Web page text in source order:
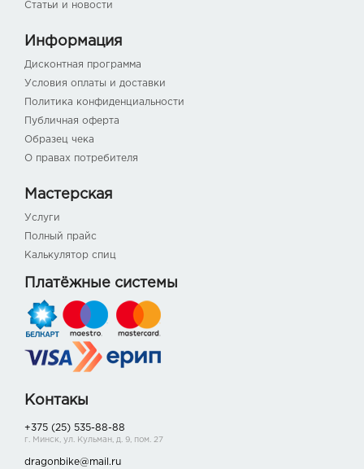
Статьи и новости
Информация
Дисконтная программа
Условия оплаты и доставки
Политика конфиденциальности
Публичная оферта
Образец чека
О правах потребителя
Мастерская
Услуги
Полный прайс
Калькулятор спиц
Платёжные системы
Контакы
+375 (25) 535-88-88
г. Минск, ул. Кульман, д. 9, пом. 27
dragonbike@mail.ru